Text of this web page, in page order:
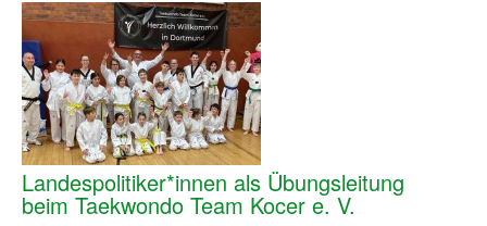
Log-in "Vereine"
Qualifizierung
SSB Qualifizierungen
Übersicht Qualifizierungswege
Qualifizierung im Vereinsmanagement
Landespolitiker*innen als Übungsleitung
beim Taekwondo Team Kocer e. V.